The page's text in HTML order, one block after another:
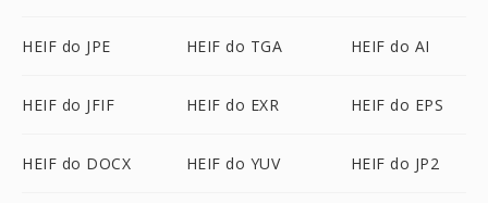
HEIF do JPE HEIF do TGA HEIF do AI
HEIF do JFIF HEIF do EXR HEIF do EPS
HEIF do DOCX HEIF do YUV HEIF do JP2